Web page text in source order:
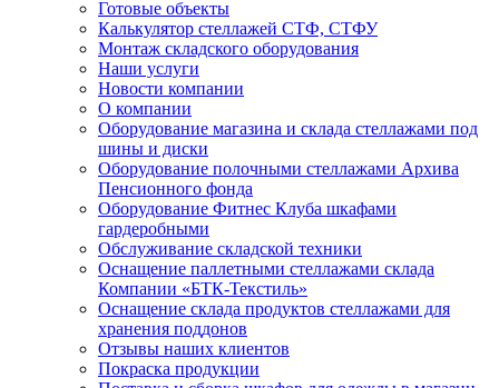
Готовые объекты
Калькулятор стеллажей СТФ, СТФУ
Монтаж складского оборудования
Наши услуги
Новости компании
О компании
Оборудование магазина и склада стеллажами под
шины и диски
Оборудование полочными стеллажами Архива
Пенсионного фонда
Оборудование Фитнес Клуба шкафами
гардеробными
Обслуживание складской техники
Оснащение паллетными стеллажами склада
Компании «БТК-Текстиль»
Оснащение склада продуктов стеллажами для
хранения поддонов
Отзывы наших клиентов
Покраска продукции